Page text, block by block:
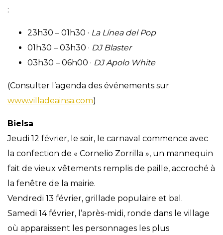
:
23h30 – 01h30 · La Línea del Pop
01h30 – 03h30 · DJ Blaster
03h30 – 06h00 · DJ Apolo White
(Consulter l’agenda des événements sur
www.villadeainsa.com)
Bielsa
Jeudi 12 février, le soir, le carnaval commence avec
la confection de « Cornelio Zorrilla », un mannequin
fait de vieux vêtements remplis de paille, accroché à
la fenêtre de la mairie.
Vendredi 13 février, grillade populaire et bal.
Samedi 14 février, l’après-midi, ronde dans le village
où apparaissent les personnages les plus